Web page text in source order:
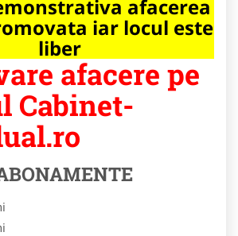
afacerea
iar locul este
liber
afacere pe
Cabinet-